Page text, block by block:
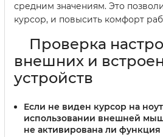
средним значениям. Это
курсор, и повысить комфорт
Проверка
внешних и
устройств
Если не виден курсор на
использовании внешней
не активирована ли